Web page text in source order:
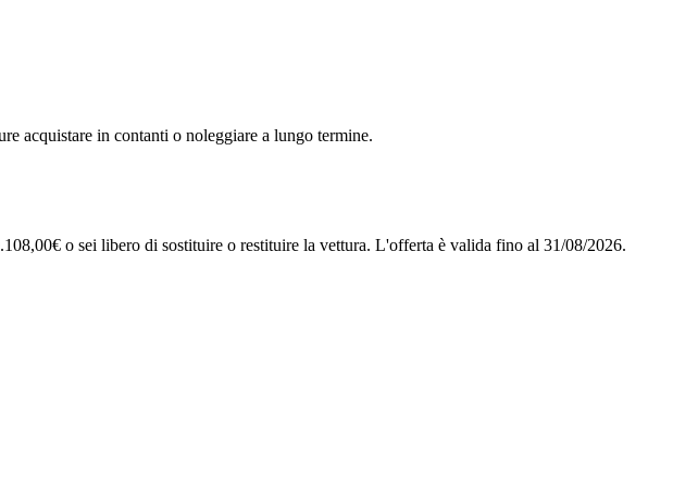
acquistare in contanti o noleggiare a lungo termine.
o sei libero di sostituire o restituire la vettura. L'offerta è valida fino al 31/08/2026.